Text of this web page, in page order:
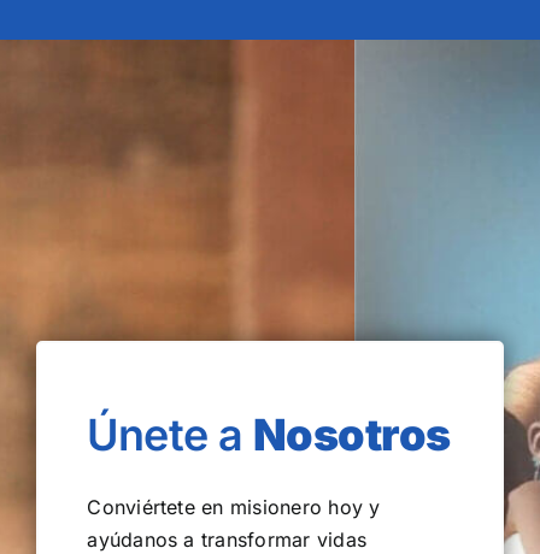
Únete a Nosotros
Conviértete en misionero hoy y
ayúdanos a transformar vidas